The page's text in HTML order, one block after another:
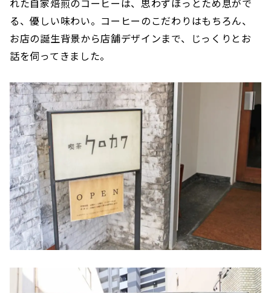
れた自家焙煎のコーヒーは、思わずほっとため息がで
る、優しい味わい。コーヒーのこだわりはもちろん、
お店の誕生背景から店舗デザインまで、じっくりとお
話を伺ってきました。